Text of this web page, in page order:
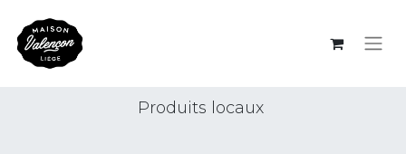
Produits locaux